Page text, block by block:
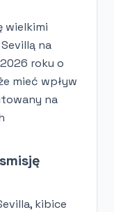
wielkimi
na
roku o
mieć wpływ
na
kibice